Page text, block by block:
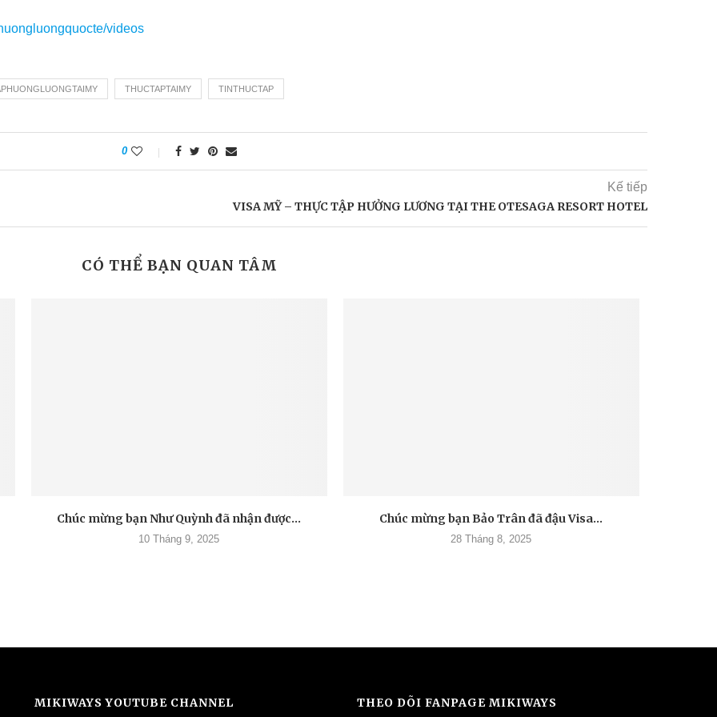
videos
THUCTAPTAIMY TINTHUCTAP
0
Kế tiếp
VISA MỸ – THỰC TẬP HƯỞNG LƯƠNG TẠI THE OTESAGA RESORT HOTEL
CÓ THỂ BẠN QUAN TÂM
Chúc mừng bạn Như Quỳnh đã nhận được...
10 Tháng 9, 2025
Chúc mừng bạn Bảo Trân đã đậu Visa...
28 Tháng 8, 2025
MIKIWAYS YOUTUBE CHANNEL THEO DÕI FANPAGE MIKIWAYS